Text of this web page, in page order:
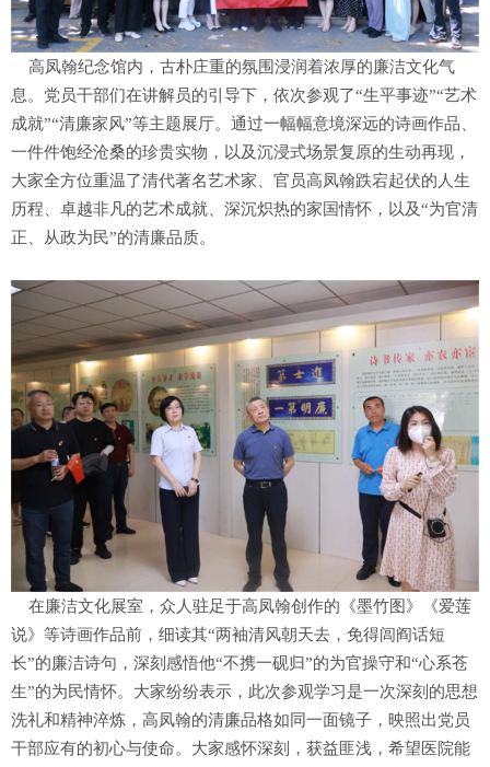
高凤翰纪念馆内，古朴庄重的氛围浸润着浓厚的廉洁文化气
息。党员干部们在讲解员的引导下，依次参观了“生平事迹”“艺术
成就”“清廉家风”等主题展厅。通过一幅幅意境深远的诗画作品、
一件件饱经沧桑的珍贵实物，以及沉浸式场景复原的生动再现，
大家全方位重温了清代著名艺术家、官员高凤翰跌宕起伏的人生
历程、卓越非凡的艺术成就、深沉炽热的家国情怀，以及“为官清
正、从政为民”的清廉品质。
在廉洁文化展室，众人驻足于高凤翰创作的《墨竹图》《爱莲
说》等诗画作品前，细读其“两袖清风朝天去，免得闾阎话短
长”的廉洁诗句，深刻感悟他“不携一砚归”的为官操守和“心系苍
生”的为民情怀。大家纷纷表示，此次参观学习是一次深刻的思想
洗礼和精神淬炼，高凤翰的清廉品格如同一面镜子，映照出党员
干部应有的初心与使命。大家感怀深刻，获益匪浅，希望医院能